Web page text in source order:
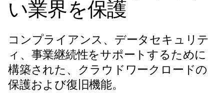
い業界を保護
コンプライアンス、データセキュリテ
ィ、事業継続性をサポートするために
構築された、クラウドワークロードの
保護および復旧機能。